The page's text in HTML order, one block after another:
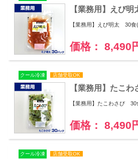
【業務用】えび
【業務用】えび明太 30食
価格： 8,490
クール冷凍 店舗受取OK
【業務用】たこ
【業務用】たこわさび 30
価格： 8,490
クール冷凍 店舗受取OK